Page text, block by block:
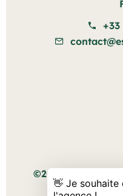
+33
©2026 Esprit de